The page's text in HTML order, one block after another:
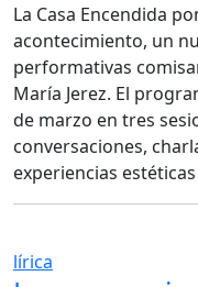
La Casa Encendida
acontecimiento, un
performativas
María Jerez. El
de marzo en tres
conversaciones,
experiencias estéticas
lírica